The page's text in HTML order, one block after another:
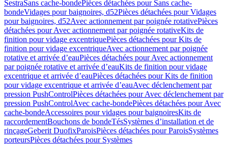
SestraSans cache-bondePièces détachées pour Sans cache-
bondeVidages pour baignoires, d52Pièces détachées pour Vidages
pour baignoires, d52Avec actionnement par poignée rotativePièces
détachées pour Avec actionnement par poignée rotativeKits de
finition pour vidage excentriquePièces détachées pour Kits de
finition pour vidage excentriqueAvec actionnement par poignée
rotative et arrivée d’eauPièces détachées pour Avec actionnement
par poignée rotative et arrivée d’eauKits de finition pour vidage
excentrique et arrivée d’eauPièces détachées pour Kits de finition
pour vidage excentrique et arrivée d’eauAvec déclenchement par
pression PushControlPièces détachées pour Avec déclenchement par
pression PushControlAvec cache-bondePièces détachées pour Avec
cache-bondeAccessoires pour vidages pour baignoiresKits de
raccordementBouchons de bondeTésSystèmes d’installation et de
rinçageGeberit DuofixParoisPièces détachées pour ParoisSystèmes
porteursPièces détachées pour Systèmes